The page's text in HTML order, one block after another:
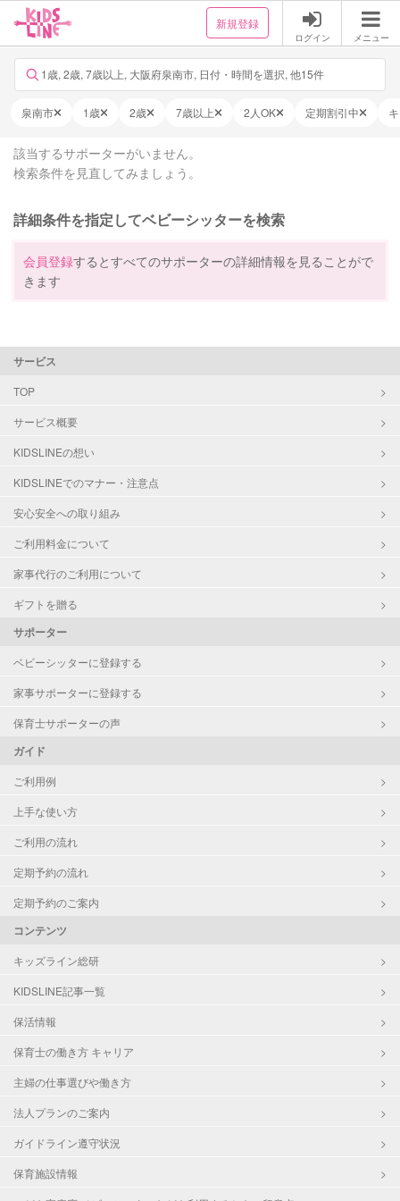
新規登録
ログイン メニュー
1歳, 2歳, 7歳以上, 大阪府泉南市, 日付・時間を選択, 他15件
泉南市 1歳 2歳 7歳以上 2人OK 定期割引中
該当するサポーターがいません。
検索条件を見直してみましょう。
詳細条件を指定してベビーシッターを検索
会員登録するとすべてのサポーターの詳細情報を見ることがで
きます
サービス
TOP
サービス概要
KIDSLINEの想い
KIDSLINEでのマナー・注意点
安心安全への取り組み
ご利用料金について
家事代行のご利用について
ギフトを贈る
サポーター
ベビーシッターに登録する
家事サポーターに登録する
保育士サポーターの声
ガイド
ご利用例
上手な使い方
ご利用の流れ
定期予約の流れ
定期予約のご案内
コンテンツ
キッズライン総研
KIDSLINE記事一覧
保活情報
保育士の働き方 キャリア
主婦の仕事選びや働き方
法人プランのご案内
ガイドライン遵守状況
保育施設情報